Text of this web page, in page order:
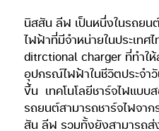
นิสสัน ลีฟ เป็นหนึ่งในรถยน
ไฟฟ้าที่มีจำหน่ายในประเทศไ
ditrctional charger ที่ทำใ
อุปกรณ์ไฟฟ้าในชีวิตประจำ
ขึ้น เทคโนโลยีชาร์จไฟแบบ
รถยนต์สามารถชาร์จไฟจา
สัน ลีฟ รวมทั้งยังสามารถ